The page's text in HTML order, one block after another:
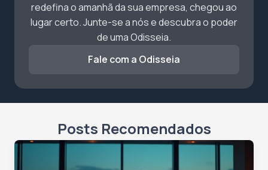
redefina o amanhã da sua empresa, chegou ao
lugar certo. Junte-se a nós e descubra o poder
de uma Odisseia.
Fale com a Odisseia
Posts Recomendados